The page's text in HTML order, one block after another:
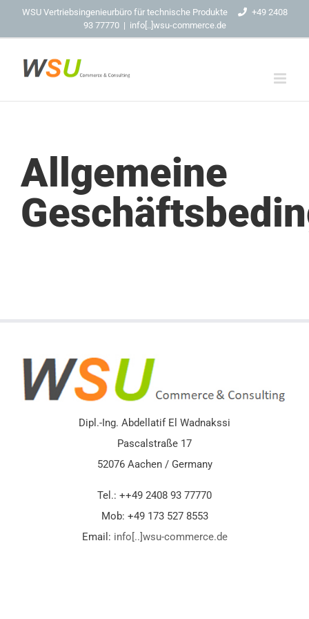
WSU Vertriebsingenieurbüro für technische Produkte
+49 2408
93 77770 | info[..]wsu-commerce.de
Allgemeine
Dipl.-Ing. Abdellatif El Wadnakssi
Pascalstraße 17
52076 Aachen / Germany
Tel.: ++49 2408 93 77770
Mob: +49 173 527 8553
Email: info[..]wsu-commerce.de